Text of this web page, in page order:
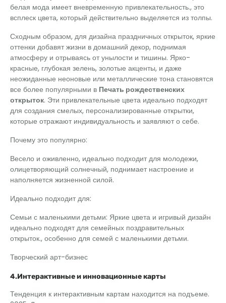
белая мода имеет вневременную привлекательность., это
всплеск цвета, который действительно выделяется из толпы.
Сходным образом, для дизайна праздничных открыток, яркие
оттенки добавят жизни в домашний декор, поднимая
атмосферу и отрываясь от унылости и тишины. Ярко-
красные, глубокая зелень, золотые акценты, и даже
неожиданные неоновые или металлические тона становятся
все более популярными в Печать рождественских
открыток. Эти привлекательные цвета идеально подходят
для создания смелых, персонализированные открытки,
которые отражают индивидуальность и заявляют о себе.
Почему это популярно:
Весело и оживленно, идеально подходит для молодежи,
олицетворяющий солнечный, поднимает настроение и
наполняется жизненной силой.
Идеально подходит для:
Семьи с маленькими детьми: Яркие цвета и игривый дизайн
идеально подходят для семейных поздравительных
открыток., особенно для семей с маленькими детьми.
Творческий арт-бизнес
4.Интерактивные и инновационные карты
Тенденция к интерактивным картам находится на подъеме.